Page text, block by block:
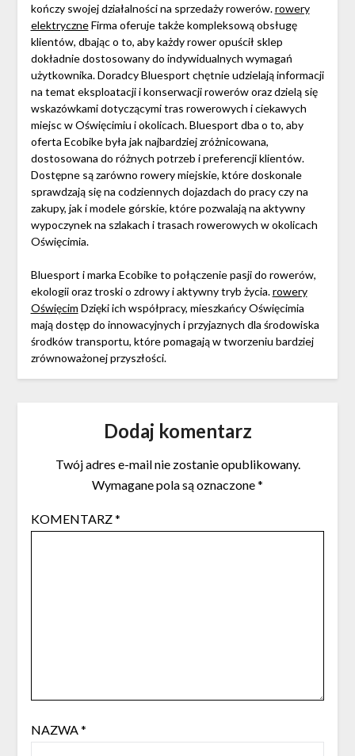
kończy swojej działalności na sprzedaży rowerów.rowery
elektryczneFirma oferuje także kompleksową obsługę
klientów, dbając o to, aby każdy rower opuścił sklep
dokładnie dostosowany do indywidualnych wymagań
użytkownika. Doradcy Bluesport chętnie udzielają informacji
na temat eksploatacji i konserwacji rowerów oraz dzielą się
wskazówkami dotyczącymi tras rowerowych i ciekawych
miejsc w Oświęcimiu i okolicach. Bluesport dba o to, aby
oferta Ecobike była jak najbardziej zróżnicowana,
dostosowana do różnych potrzeb i preferencji klientów.
Dostępne są zarówno rowery miejskie, które doskonale
sprawdzają się na codziennych dojazdach do pracy czy na
zakupy, jak i modele górskie, które pozwalają na aktywny
wypoczynek na szlakach i trasach rowerowych w okolicach
Oświęcimia.
Bluesport i marka Ecobike to połączenie pasji do rowerów,
ekologii oraz troski o zdrowy i aktywny tryb życia.rowery
Oświęcim Dzięki ich współpracy, mieszkańcy Oświęcimia
mają dostęp do innowacyjnych i przyjaznych dla środowiska
środków transportu, które pomagają w tworzeniu bardziej
zrównoważonej przyszłości.
Dodaj komentarz
Twój adres e-mail nie zostanie opublikowany.
Wymagane pola są oznaczone*
KOMENTARZ*
NAZWA*